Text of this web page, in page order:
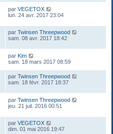
par VEGETOX
lun. 24 avr. 2017 23:04
par Twinsen Threepwood
sam. 08 avr. 2017 18:42
par Kim
sam. 18 mars 2017 08:59
par Twinsen Threepwood
sam. 18 févr. 2017 18:37
par Twinsen Threepwood
jeu. 21 juil. 2016 00:51
par VEGETOX
dim. 01 mai 2016 19:47